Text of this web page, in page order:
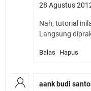
28 Agustus
Nah, tutorial
Langsung
Balas Hapus
aank budi